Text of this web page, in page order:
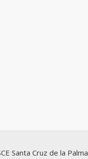
Santa Cruz de la Palma